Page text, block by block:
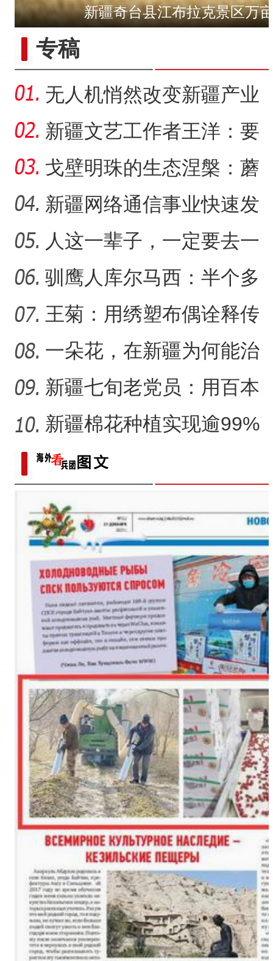
【与你为邻】俄罗斯教授：
【与你为邻】西班牙机械师
【与你为邻】海比夫：用六
新疆奇台县江布拉克景区万
“中国甜瓜之乡”103团第十
新疆阿拉尔市：天山牧场迎
“中国新疆民族乐器村”迎来
专稿
无人机悄然改变新疆产业
生产方式
新疆文艺工作者王洋：要
把美好的家乡唱给更多人
听
戈壁明珠的生态涅槃：蘑
菇湖水库的生态戍边战
新疆网络通信事业快速发
展 拉近世界与新疆距离
人这一辈子，一定要去一
趟新星市！
驯鹰人库尔马西：半个多
世纪的传统文化守望
王菊：用绣塑布偶诠释传
统符号与技艺
一朵花，在新疆为何能治
沙又致富？
新疆七旬老党员：用百本
日记记录村子半个多世纪
变
新疆棉花种植实现逾99%
机械化播种